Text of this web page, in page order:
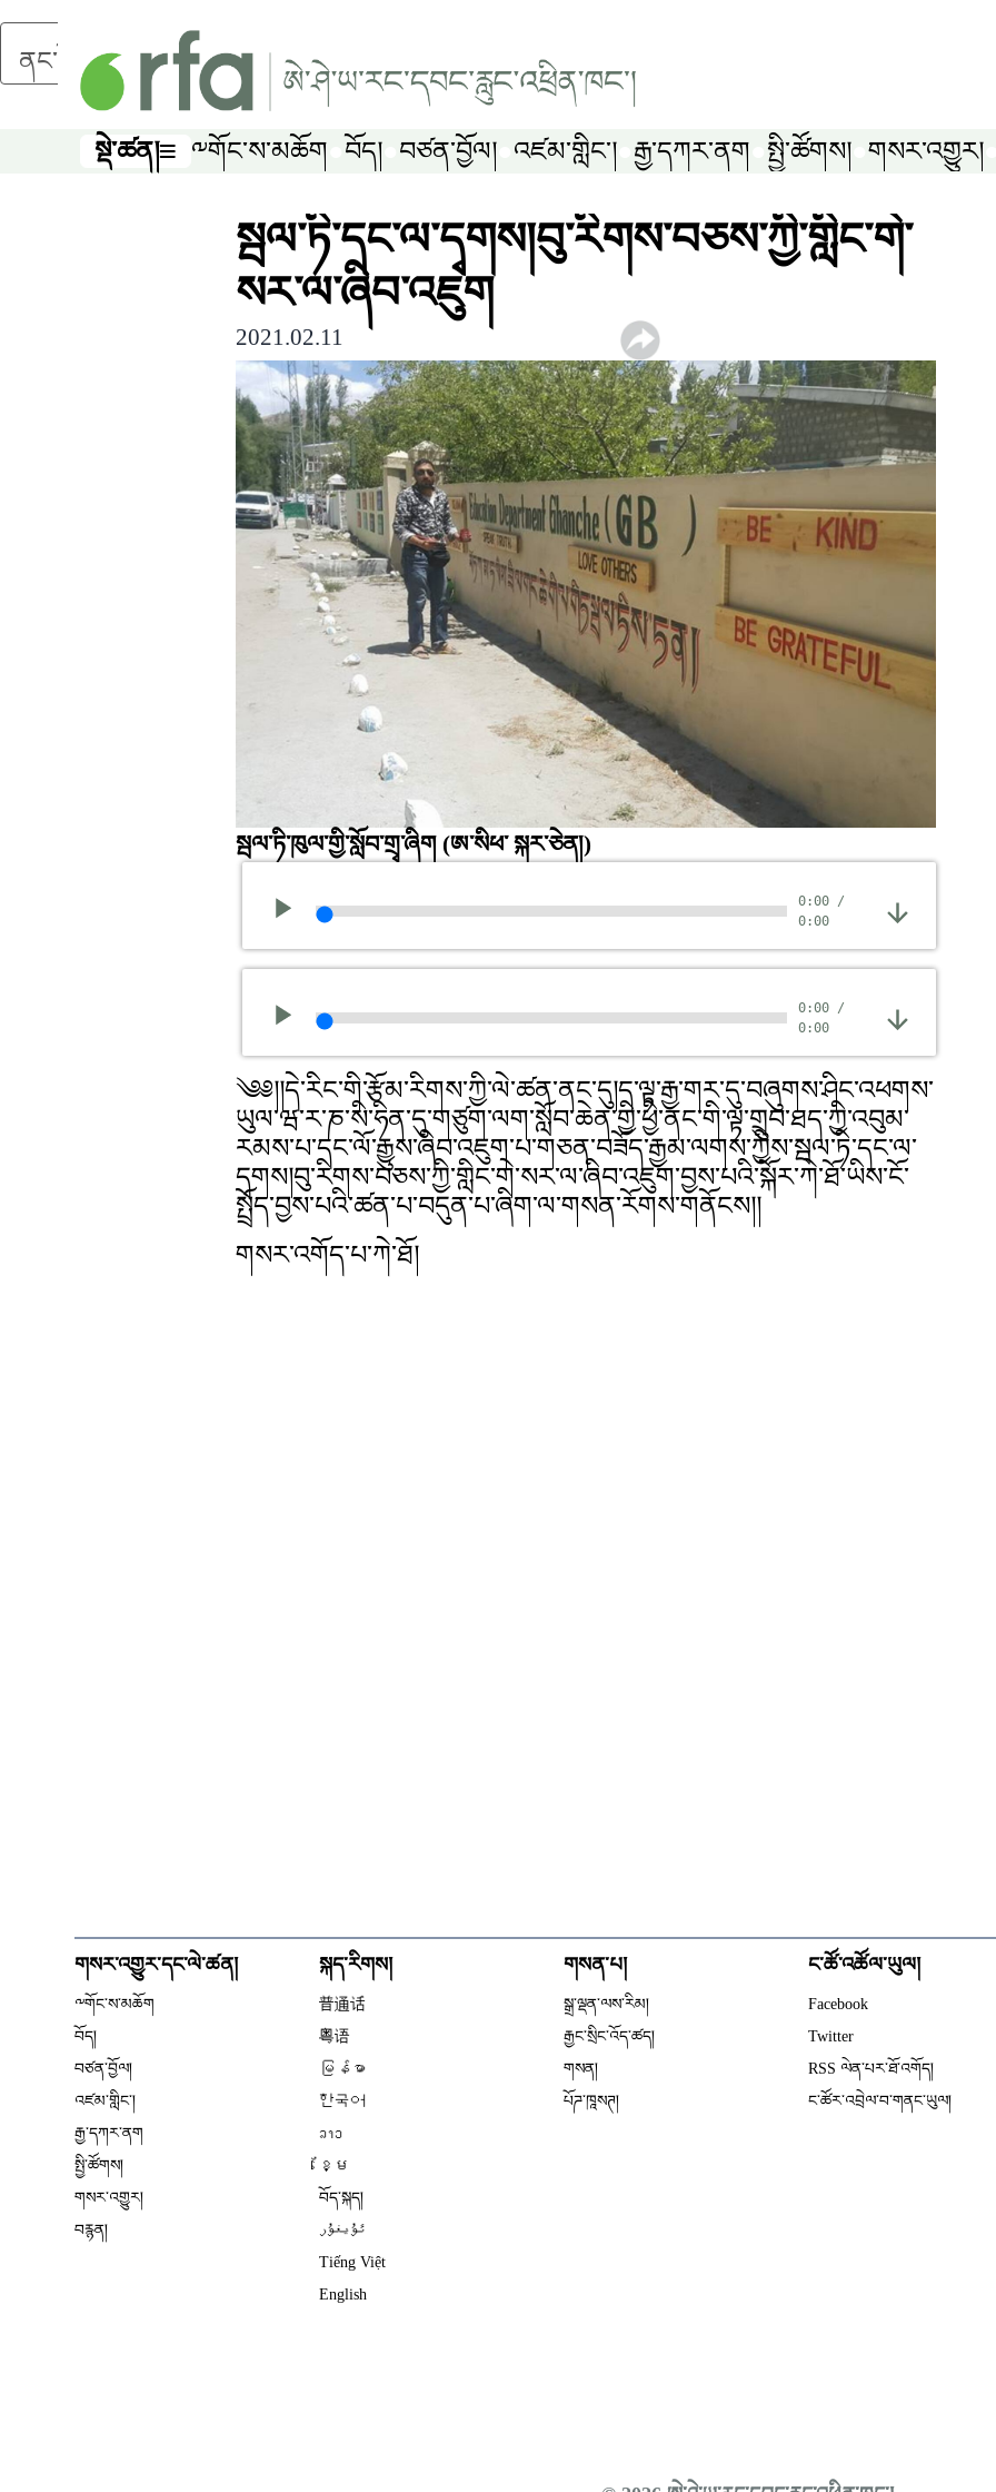
ནང་དོན་གཙོ་བོར་མཆོང་།
སྡེ་ཚན།
སྡེ་ཚན། ༸གོང་ས་མཆོག བོད། བཙན་བྱོལ། འཛམ་གླིང༌། རྒྱ་དཀར་ནག སྤྱི་ཚོགས། གསར་འགྱུར།
སྦལ་ཏི་དང་ལ་དྭགས།བུ་རིགས་བཅས་ཀྱི་གླིང་གེ་
སར་ལ་ཞིབ་འཇུག
2021.02.11
སྦལ་ཏི་ཁུལ་གྱི་སློབ་གྲྭ་ཞིག (ཨ་སིཕ་ སྐར་ཅེན།)
0:00 /
0:00
0:00 /
0:00
༄༅།།དེ་རིང་གི་རྩོམ་རིགས་ཀྱི་ལེ་ཚན་ནང་དུ།ད་ལྟ་རྒྱ་གར་དུ་བཞུགས་ཤིང་འཕགས་
ཡུལ་ཝ་ར་ཎ་སི་ཧིན་དུ་གཙུག་ལག་སློབ་ཆེན་གྱི་ཕྱི་ནང་གི་ལྟ་གྲུབ་ཐད་ཀྱི་འབུམ་
རམས་པ་དང་ལོ་རྒྱུས་ཞིབ་འཇུག་པ་གཅན་བཟོད་རྒྱམ་ལགས་ཀྱིས་སྦལ་ཏི་དང་ལ་
དྭགས།བུ་རིགས་བཅས་ཀྱི་གླིང་གེ་སར་ལ་ཞིབ་འཇུག་བྱས་པའི་སྐོར་ཀེ་ཐོ་ཡིས་ངོ་
སྤྲོད་བྱས་པའི་ཚན་པ་བདུན་པ་ཞིག་ལ་གསན་རོགས་གནོངས།།
གསར་འགོད་པ་ཀེ་ཐོ།
གསར་འགྱུར་དང་ལེ་ཚན།
༸གོང་ས་མཆོག
བོད།
བཙན་བྱོལ།
འཛམ་གླིང༌།
རྒྱ་དཀར་ནག
སྤྱི་ཚོགས།
གསར་འགྱུར།
བརྙན།
སྐད་རིགས།
普通话
粤语
မြန်မာ
한국어
ລາວ
ខ្មែ
བོད་སྐད།
ئۇيغۇر
Tiếng Việt
English
གསན་པ།
སྒྲ་ལྡན་ལས་རིམ།
རྒྱང་སྲིང་འོད་ཚད།
གསན།
པོཌ་ཁཱསཊ།
ང་ཚོ་འཚོལ་ཡུལ།
Facebook
Twitter
RSS ལེན་པར་ཐོ་འགོད།
ང་ཚོར་འབྲེལ་བ་གནང་ཡུལ།